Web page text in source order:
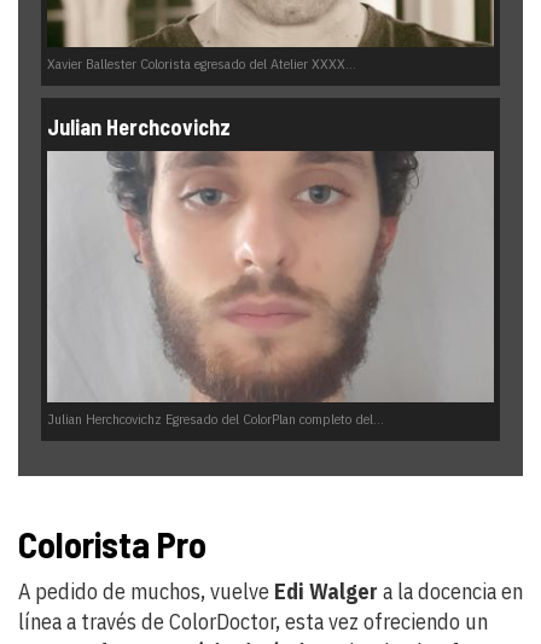
Xavier Ballester Colorista egresado del Atelier XXXX...
Julian Herchcovichz
Julian Herchcovichz Egresado del ColorPlan completo del...
Colorista Pro
A pedido de muchos, vuelve Edi Walger a la docencia en
línea a través de ColorDoctor, esta vez ofreciendo un